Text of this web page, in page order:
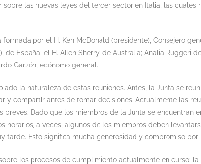
sobre las nuevas leyes del tercer sector en Italia, las cuales
formada por el H. Ken McDonald (presidente), Consejero
de España; el H. Allen Sherry, de Australia; Analia Ruggeri
Garzón, ecónomo general.
la naturaleza de estas reuniones. Antes, la Junta se
y compartir antes de tomar decisiones. Actualmente las
breves. Dado que los miembros de la Junta se encuentran
horarios, a veces, algunos de los miembros deben
tarde. Esto significa mucha generosidad y compromiso
los procesos de cumplimiento actualmente en curso: